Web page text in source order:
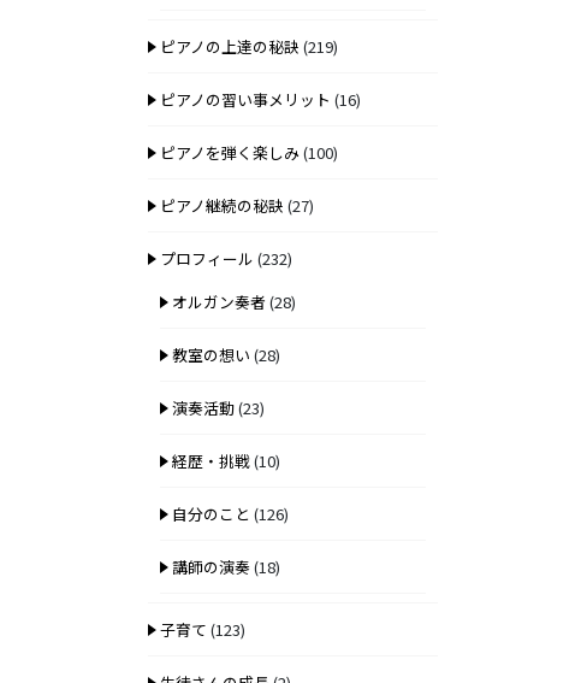
ピアノの上達の秘訣 (219)
ピアノの習い事メリット (16)
ピアノを弾く楽しみ(100)
ピアノ継続の秘訣 (27)
プロフィール (232)
オルガン奏者 (28)
教室の想い (28)
演奏活動(23)
経歴・挑戦(10)
自分のこと (126)
講師の演奏(18)
子育て (123)